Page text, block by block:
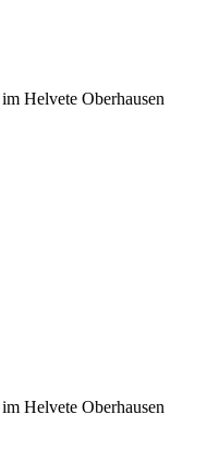
Helvete Oberhausen
Helvete Oberhausen